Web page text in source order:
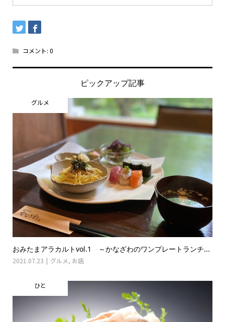
コメント: 0
ピックアップ記事
グルメ
おみたまアラカルトvol.1 ～かなざわのワンプレートランチ...
2021.07.23 グルメ, お店
ひと